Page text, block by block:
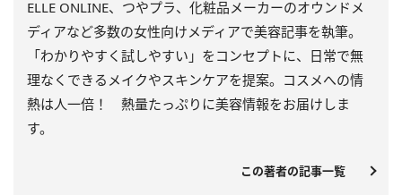
ELLE ONLINE、つやプラ、化粧品メーカーのオウンドメ
ディアなど多数の女性向けメディアで美容記事を執筆。
「わかりやすく試しやすい」をコンセプトに、日常で無
理なくできるメイクやスキンケアを提案。コスメへの情
熱は人一倍！ 熱量たっぷりに美容情報をお届けしま
す。
この著者の記事一覧